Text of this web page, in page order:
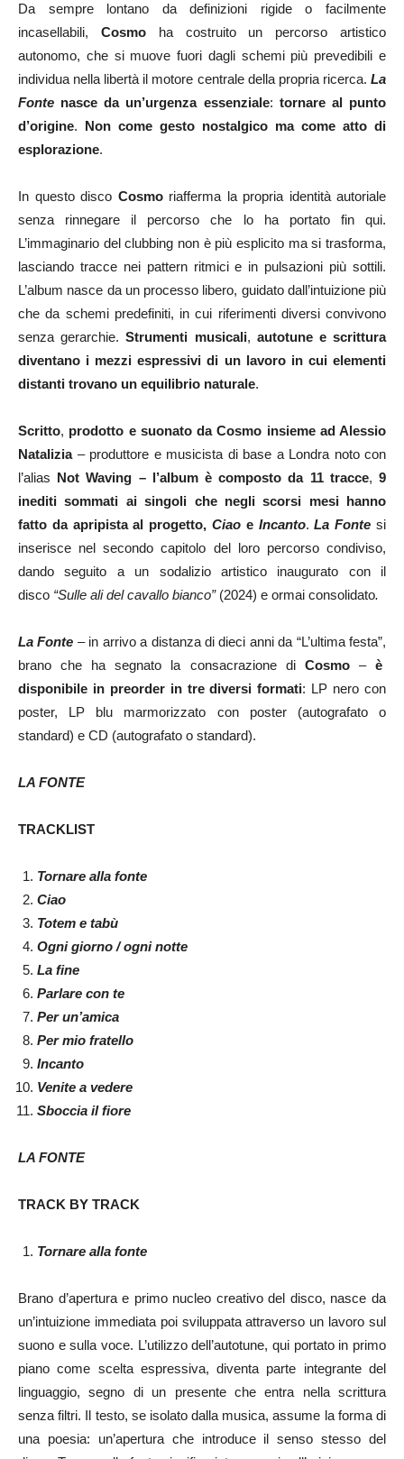
Da sempre lontano da definizioni rigide o facilmente
incasellabili, Cosmoha costruito un percorso artistico
autonomo, che si muove fuori dagli schemi più prevedibili e
individua nella libertà il motore centrale della propria ricerca. La
Fonte nasce da un’urgenza essenziale: tornare al punto
d’origine. Non come gesto nostalgico ma come atto di
esplorazione.
In questo disco Cosmoriafferma la propria identità autoriale
senza rinnegare il percorso che lo ha portato fin qui.
L’immaginario del clubbing non è più esplicito ma si trasforma,
lasciando tracce nei pattern ritmici e in pulsazioni più sottili.
L’album nasce da un processo libero, guidato dall’intuizione più
che da schemi predefiniti, in cui riferimenti diversi convivono
senza gerarchie.Strumenti musicali, autotune e scrittura
diventano i mezzi espressivi di un lavoro in cui elementi
distanti trovano un equilibrio naturale.
Scritto, prodotto e suonato da Cosmo insieme ad Alessio
Natalizia – produttore e musicista di base a Londra noto con
l’alias Not Waving – l’album è composto da 11 tracce,9
inediti sommati ai singoli che negli scorsi mesi hanno
fatto da apripista al progetto, Ciao e Incanto.La Fonte si
inserisce nel secondo capitolo del loro percorso condiviso,
dando seguito a un sodalizio artistico inaugurato con il
disco “Sulle ali del cavallo bianco”(2024) e ormai consolidato.
La Fonte – in arrivo a distanza di dieci anni da “L’ultima festa”,
brano che ha segnato la consacrazione di Cosmo–è
disponibile in preorder in tre diversi formati: LP nero con
poster, LP blu marmorizzato con poster (autografato o
standard) e CD (autografato o standard).
LA FONTE
TRACKLIST
Tornare alla fonte
Ciao
Totem e tabù
Ogni giorno / ogni notte
La fine
Parlare con te
Per un’amica
Per mio fratello
Incanto
Venite a vedere
Sboccia il fiore
LA FONTE
TRACK BY TRACK
Tornare alla fonte
Brano d’apertura e primo nucleo creativo del disco, nasce da
un’intuizione immediata poi sviluppata attraverso un lavoro sul
suono e sulla voce. L’utilizzo dell’autotune, qui portato in primo
piano come scelta espressiva, diventa parte integrante del
linguaggio, segno di un presente che entra nella scrittura
senza filtri. Il testo, se isolato dalla musica, assume la forma di
una poesia: un’apertura che introduce il senso stesso del